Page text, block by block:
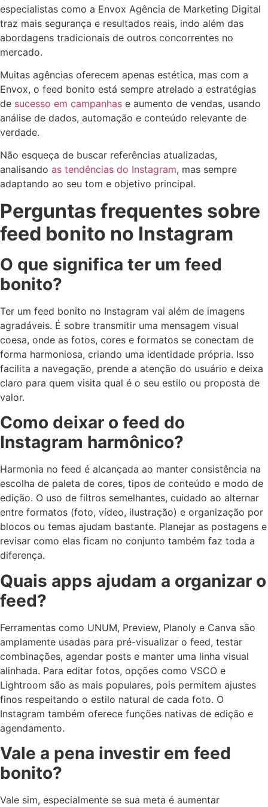
especialistas como a Envox Agência de Marketing Digital
traz mais segurança e resultados reais, indo além das
abordagens tradicionais de outros concorrentes no
mercado.
Muitas agências oferecem apenas estética, mas com a
Envox, o feed bonito está sempre atrelado a estratégias
de sucesso em campanhas e aumento de vendas, usando
análise de dados, automação e conteúdo relevante de
verdade.
Não esqueça de buscar referências atualizadas,
analisando as tendências do Instagram, mas sempre
adaptando ao seu tom e objetivo principal.
Perguntas frequentes sobre
feed bonito no Instagram
O que significa ter um feed
bonito?
Ter um feed bonito no Instagram vai além de imagens
agradáveis. É sobre transmitir uma mensagem visual
coesa, onde as fotos, cores e formatos se conectam de
forma harmoniosa, criando uma identidade própria. Isso
facilita a navegação, prende a atenção do usuário e deixa
claro para quem visita qual é o seu estilo ou proposta de
valor.
Como deixar o feed do
Instagram harmônico?
Harmonia no feed é alcançada ao manter consistência na
escolha de paleta de cores, tipos de conteúdo e modo de
edição. O uso de filtros semelhantes, cuidado ao alternar
entre formatos (foto, vídeo, ilustração) e organização por
blocos ou temas ajudam bastante. Planejar as postagens e
revisar como elas ficam no conjunto também faz toda a
diferença.
Quais apps ajudam a organizar o
feed?
Ferramentas como UNUM, Preview, Planoly e Canva são
amplamente usadas para pré-visualizar o feed, testar
combinações, agendar posts e manter uma linha visual
alinhada. Para editar fotos, opções como VSCO e
Lightroom são as mais populares, pois permitem ajustes
finos respeitando o estilo natural de cada foto. O
Instagram também oferece funções nativas de edição e
agendamento.
Vale a pena investir em feed
bonito?
Vale sim, especialmente se sua meta é aumentar